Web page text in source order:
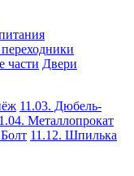
части Двери
11.03. Дюбель-
Металлопрокат
11.12. Шпилька